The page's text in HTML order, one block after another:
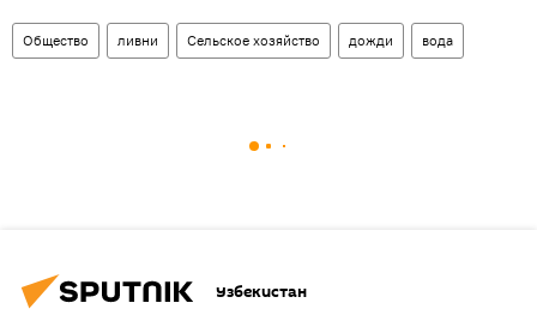
Общество ливни Сельское хозяйство дожди вода
Узбекистан